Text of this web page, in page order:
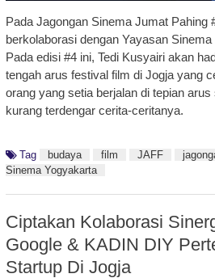
Pada Jagongan Sinema Jumat Pahing
berkolaborasi dengan Yayasan
Pada edisi #4 ini, Tedi Kusyairi akan
tengah arus festival film di Jogja yang
orang yang setia berjalan di tepian
kurang terdengar cerita-ceritanya.
Tag budaya film JAFF
Sinema Yogyakarta
Ciptakan Kolaborasi
Google & KADIN DIY
Startup Di Jogja